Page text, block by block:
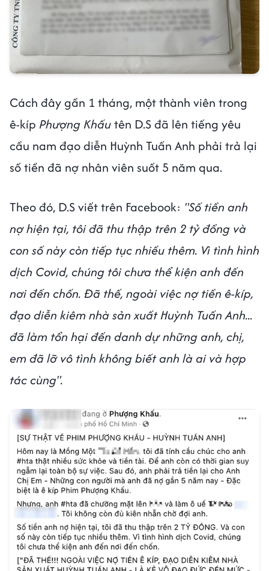
Cách đây gần 1 tháng, một thành viên trong
ê-kíp Phượng Khấutên D.S đã lên tiếng yêu
cầu nam đạo diễn Huỳnh Tuấn Anh phải trả lại
số tiền đã nợ nhân viên suốt 5 năm qua.
Theo đó, D.S viết trên Facebook: "Số tiền anh
nợ hiện tại, tôi đã thu thập trên 2 tỷ đồng và
con số này còn tiếp tục nhiều thêm. Vì tình hình
dịch Covid, chúng tôi chưa thể kiện anh đến
nơi đến chốn. Đã thế, ngoài việc nợ tiền ê-kíp,
đạo diễn kiêm nhà sản xuất Huỳnh Tuấn Anh...
đã làm tổn hại đến danh dự những anh, chị,
em đã lỡ vô tình không biết anh là ai và hợp
tác cùng".